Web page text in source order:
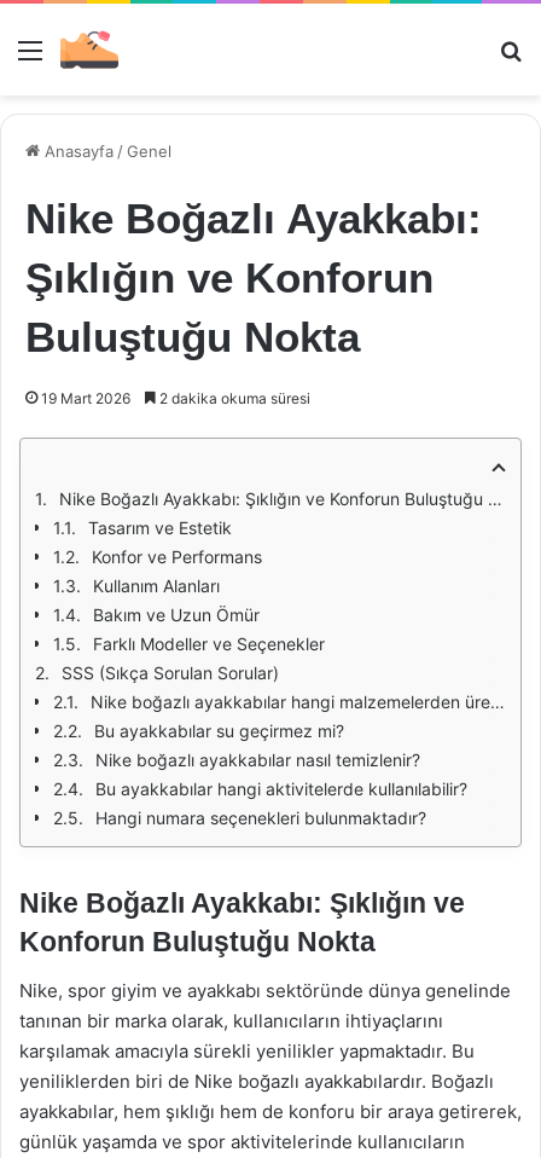
Menü
Anasayfa /Genel
Nike Boğazlı Ayakkabı:
Şıklığın ve Konforun
Buluştuğu Nokta
19 Mart 2026 2 dakika okuma süresi
Nike Boğazlı Ayakkabı: Şıklığın ve Konforun Buluştuğu Nokta
Tasarım ve Estetik
Konfor ve Performans
Kullanım Alanları
Bakım ve Uzun Ömür
Farklı Modeller ve Seçenekler
SSS (Sıkça Sorulan Sorular)
Nike boğazlı ayakkabılar hangi malzemelerden üretilmektedir?
Bu ayakkabılar su geçirmez mi?
Nike boğazlı ayakkabılar nasıl temizlenir?
Bu ayakkabılar hangi aktivitelerde kullanılabilir?
Hangi numara seçenekleri bulunmaktadır?
Nike Boğazlı Ayakkabı: Şıklığın ve
Konforun Buluştuğu Nokta
Nike, spor giyim ve ayakkabı sektöründe dünya genelinde
tanınan bir marka olarak, kullanıcıların ihtiyaçlarını
karşılamak amacıyla sürekli yenilikler yapmaktadır. Bu
yeniliklerden biri de Nike boğazlı ayakkabılardır. Boğazlı
ayakkabılar, hem şıklığı hem de konforu bir araya getirerek,
günlük yaşamda ve spor aktivitelerinde kullanıcıların